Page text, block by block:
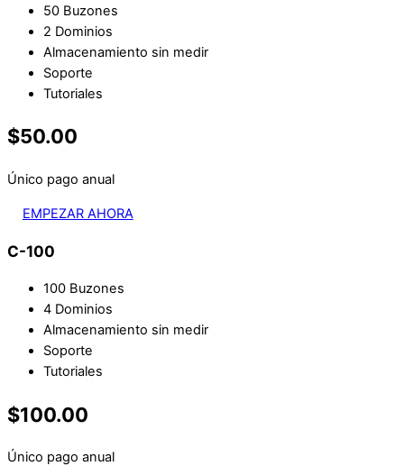
50 Buzones
2 Dominios
Almacenamiento sin medir
Soporte
Tutoriales
$50.00
Único pago anual
EMPEZAR AHORA
C-100
100 Buzones
4 Dominios
Almacenamiento sin medir
Soporte
Tutoriales
$100.00
Único pago anual